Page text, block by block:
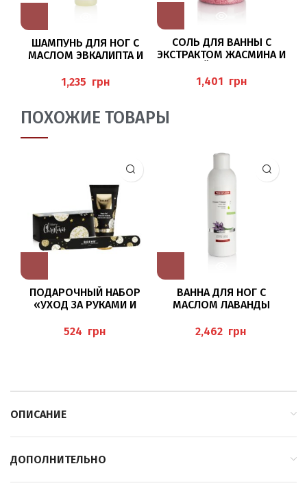
ШАМПУНЬ ДЛЯ НОГ С
МАСЛОМ ЭВКАЛИПТА И
(FUSS-SHAMPOO MIT
EUKALYPTUS/ZITRONENG
грн
СОЛЬ ДЛЯ ВАННЫ С
ЭКСТРАКТОМ ЖАСМИНА И
(FUSSBADESALZ JASMIN W
ILDROSE) PEDIBAEHR
грн
ПОХОЖИЕ ТОВАРЫ
ПОДАРОЧНЫЙ НАБОР
«УХОД ЗА РУКАМИ И
грн
ВАННА ДЛЯ НОГ С
МАСЛОМ ЛАВАНДЫ
AVENDEL) PEDIBAEHR
грн
ОПИСАНИЕ
ДОПОЛНИТЕЛЬНО